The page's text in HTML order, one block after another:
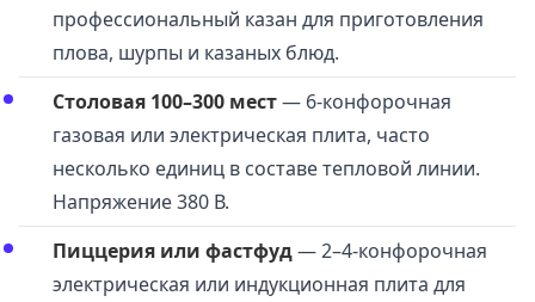
профессиональный казан для приготовления
плова, шурпы и казаных блюд.
Столовая 100–300 мест— 6-конфорочная
газовая или электрическая плита, часто
несколько единиц в составе тепловой линии.
Напряжение 380 В.
Пиццерия или фастфуд— 2–4-конфорочная
электрическая или индукционная плита для